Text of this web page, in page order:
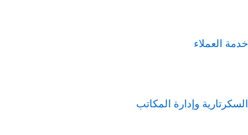
خدمة العملاء
السكرتارية وإدارة المكاتب